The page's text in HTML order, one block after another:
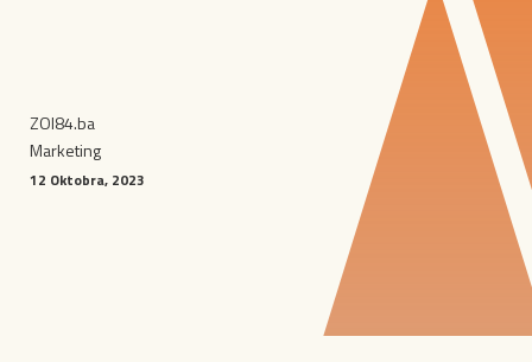
ZOI84.ba
Marketing
12 Oktobra, 2023